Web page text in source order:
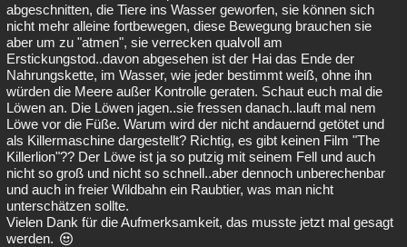
abgeschnitten, die Tiere ins Wasser geworfen, sie können sich
nicht mehr alleine fortbewegen, diese Bewegung brauchen sie
aber um zu "atmen", sie verrecken qualvoll am
Erstickungstod..davon abgesehen ist der Hai das Ende der
Nahrungskette, im Wasser, wie jeder bestimmt weiß, ohne ihn
würden die Meere außer Kontrolle geraten. Schaut euch mal die
Löwen an. Die Löwen jagen..sie fressen danach..lauft mal nem
Löwe vor die Füße. Warum wird der nicht andauernd getötet und
als Killermaschine dargestellt? Richtig, es gibt keinen Film "The
Killerlion"?? Der Löwe ist ja so putzig mit seinem Fell und auch
nicht so groß und nicht so schnell..aber dennoch unberechenbar
und auch in freier Wildbahn ein Raubtier, was man nicht
unterschätzen sollte.
Vielen Dank für die Aufmerksamkeit, das musste jetzt mal gesagt
werden.